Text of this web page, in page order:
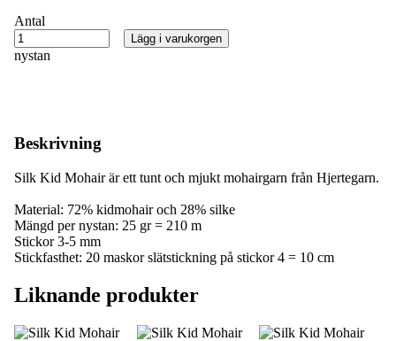
Antal
nystan
Lägg i varukorgen
Beskrivning
Silk Kid Mohair är ett tunt och mjukt mohairgarn från Hjertegarn.
Material: 72% kidmohair och 28% silke
Mängd per nystan: 25 gr = 210 m
Stickor 3-5 mm
Stickfasthet: 20 maskor slätstickning på stickor 4 = 10 cm
Liknande produkter